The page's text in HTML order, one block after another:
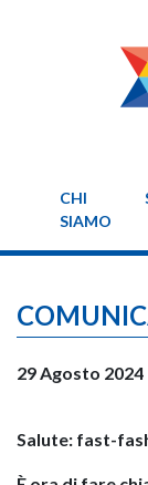
CHI
SIAMO
29 Agosto 2024
Salute: fast-